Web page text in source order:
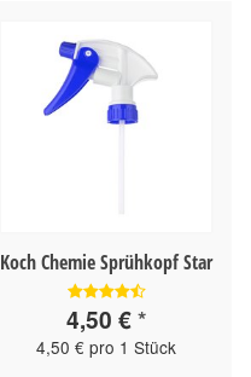
Koch Chemie Sprühkopf Star
4,50 €*
4,50 € pro 1 Stück